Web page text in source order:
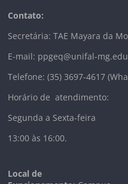
Contato:
Secretária: TAE Mayara da
E-mail: ppgeq@unifal-
Telefone: (35) 3697-4617
Horário de atendimento:
Segunda a Sexta-feira
13:00 às 16:00.
Local de